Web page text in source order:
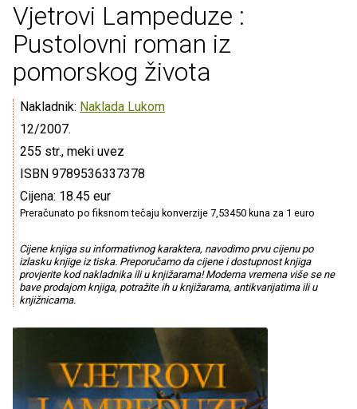
Vjetrovi Lampeduze :
Pustolovni roman iz
pomorskog života
Nakladnik: Naklada Lukom
12/2007.
255 str., meki uvez
ISBN 9789536337378
Cijena: 18.45 eur
Preračunato po fiksnom tečaju konverzije 7,53450 kuna za 1 euro
Cijene knjiga su informativnog karaktera, navodimo prvu cijenu po
izlasku knjige iz tiska. Preporučamo da cijene i dostupnost knjiga
provjerite kod nakladnika ili u knjižarama! Moderna vremena više se ne
bave prodajom knjiga, potražite ih u knjižarama, antikvarijatima ili u
knjižnicama.